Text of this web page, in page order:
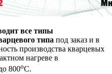
все типы
типа под заказ и в
производства кварцевых
нагреве в
800оС.